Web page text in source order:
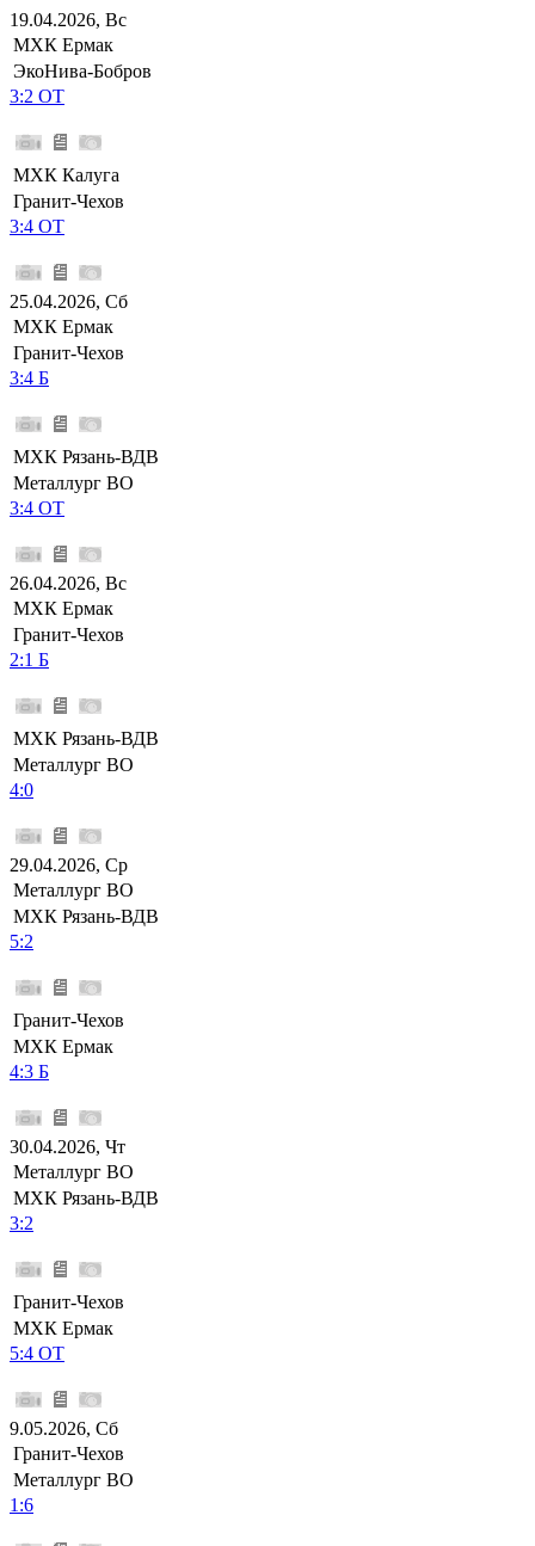
19.04.2026, Вс
МХК Ермак
ЭкоНива-Бобров
3:2 ОТ
МХК Калуга
Гранит-Чехов
3:4 ОТ
25.04.2026, Сб
МХК Ермак
Гранит-Чехов
3:4 Б
МХК Рязань-ВДВ
Металлург ВО
3:4 ОТ
26.04.2026, Вс
МХК Ермак
Гранит-Чехов
2:1 Б
МХК Рязань-ВДВ
Металлург ВО
4:0
29.04.2026, Ср
Металлург ВО
МХК Рязань-ВДВ
5:2
Гранит-Чехов
МХК Ермак
4:3 Б
30.04.2026, Чт
Металлург ВО
МХК Рязань-ВДВ
3:2
Гранит-Чехов
МХК Ермак
5:4 ОТ
9.05.2026, Сб
Гранит-Чехов
Металлург ВО
1:6